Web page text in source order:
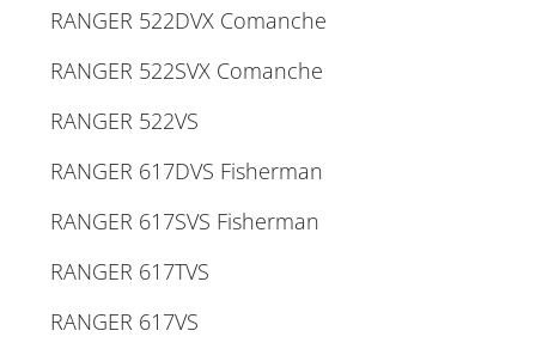
RANGER 522DVX Comanche
RANGER 522SVX Comanche
RANGER 522VS
RANGER 617DVS Fisherman
RANGER 617SVS Fisherman
RANGER 617TVS
RANGER 617VS